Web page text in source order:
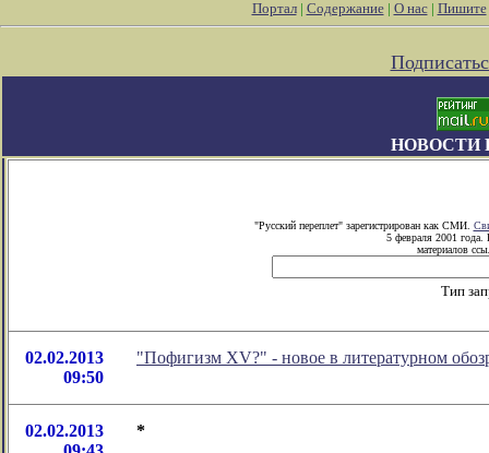
Портал| Содержание| О нас| Пишите
НОВОСТИ
"Русский переплет" зарегистрирован как СМИ.
5 февраля 2001 года.
материалов
Тип
02.02.2013
09:50
"Пофигизм XV?" - новое в литературном
02.02.2013
*